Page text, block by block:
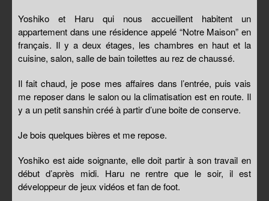
Yoshiko et Haru qui nous accueillent habitent un
appartement dans une résidence appelé “Notre Maison” en
français. Il y a deux étages, les chambres en haut et la
cuisine, salon, salle de bain toilettes au rez de chaussé.
Il fait chaud, je pose mes affaires dans l’entrée, puis vais
me reposer dans le salon ou la climatisation est en route. Il
y a un petit sanshin créé à partir d’une boite de conserve.
Je bois quelques bières et me repose.
Yoshiko est aide soignante, elle doit partir à son travail en
début d’après midi. Haru ne rentre que le soir, il est
développeur de jeux vidéos et fan de foot.